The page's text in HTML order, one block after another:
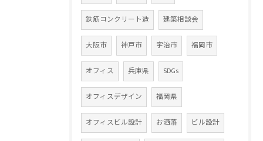
鉄筋コンクリート造 建築相談会
大阪市 神戸市 宇治市 福岡市
オフィス 兵庫県 SDGs
オフィスデザイン 福岡県
オフィスビル設計 お洒落 ビル設計